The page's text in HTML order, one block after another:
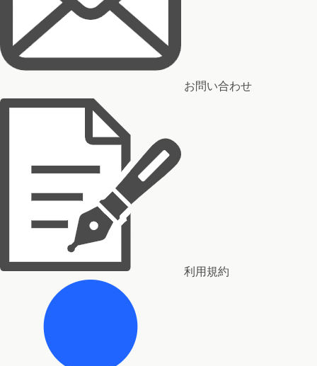
お問い合わせ
利用規約